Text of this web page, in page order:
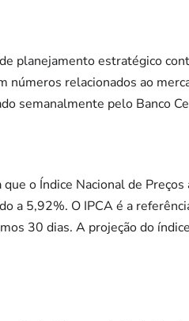
planejamento estratégico
números relacionados ao
semanalmente pelo Banco
o Índice Nacional de
a 5,92%. O IPCA é a
30 dias. A projeção do